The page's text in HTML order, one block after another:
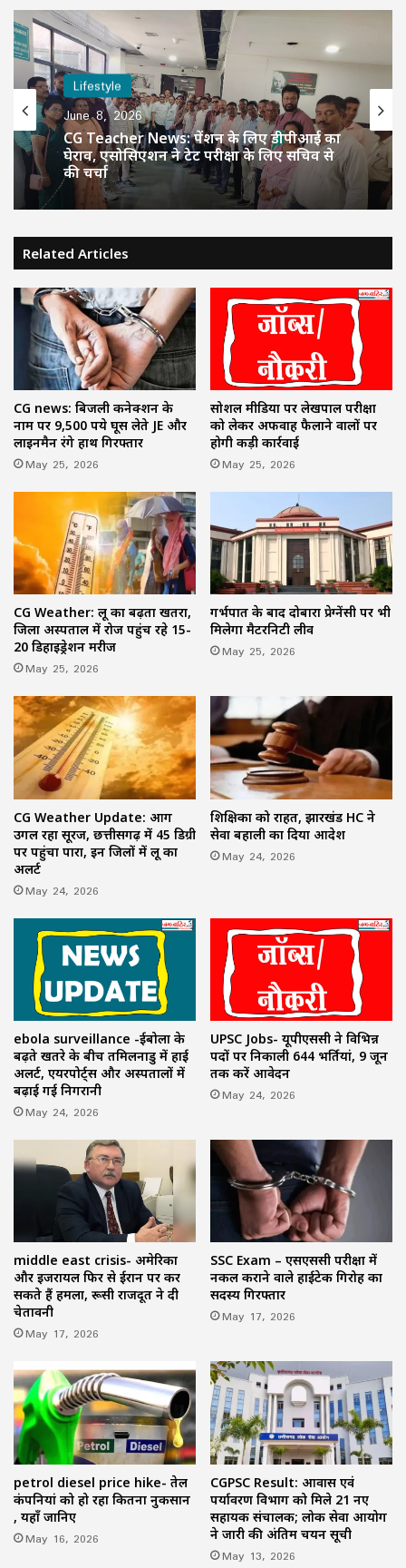
Lifestyle
June 8, 2026
घेराव, एसोसिएशन ने टेट परीक्षा के लिए सचिव से
की चर्चा
Lifestyle
June 8, 2026
प्राचार्य फेडरेशन की बैठक, शिक्षा व्यवस्था
सुदृढ़ीकरण हेतु 8 महत्वपूर्ण प्रस्ताव पारित
Related Articles
CG news: बिजली कनेक्शन के
नाम पर 9,500 रुपये घूस लेते JE और
लाइनमैन रंगे हाथ गिरफ्तार
May 25, 2026
सोशल मीडिया पर लेखपाल परीक्षा
को लेकर अफवाह फैलाने वालों पर
होगी कड़ी कार्रवाई
May 25, 2026
CG Weather: लू का बढ़ता खतरा,
जिला अस्पताल में रोज पहुंच रहे 15-
20 डिहाइड्रेशन मरीज
May 25, 2026
गर्भपात के बाद दोबारा प्रेग्नेंसी पर भी
मिलेगा मैटरनिटी लीव
May 25, 2026
CG Weather Update: आग
उगल रहा सूरज, छत्तीसगढ़ में 45 डिग्री
पर पहुंचा पारा, इन जिलों में लू का
अलर्ट
May 24, 2026
शिक्षिका को राहत, झारखंड HC ने
सेवा बहाली का दिया आदेश
May 24, 2026
ebola surveillance -ईबोला के
बढ़ते खतरे के बीच तमिलनाडु में हाई
अलर्ट, एयरपोर्ट्स और अस्पतालों में
बढ़ाई गई निगरानी
May 24, 2026
UPSC Jobs- यूपीएससी ने विभिन्न
पदों पर निकाली 644 भर्तियां, 9 जून
तक करें आवेदन
May 24, 2026
middle east crisis- अमेरिका
और इजरायल फिर से ईरान पर कर
सकते हैं हमला, रूसी राजदूत ने दी
चेतावनी
May 17, 2026
SSC Exam – एसएससी परीक्षा में
नकल कराने वाले हाईटेक गिरोह का
सदस्य गिरफ्तार
May 17, 2026
petrol diesel price hike- तेल
कंपनियां को हो रहा कितना नुकसान
, यहाँ जानिए
May 16, 2026
CGPSC Result: आवास एवं
पर्यावरण विभाग को मिले 21 नए
सहायक संचालक; लोक सेवा आयोग
ने जारी की अंतिम चयन सूची
May 13, 2026